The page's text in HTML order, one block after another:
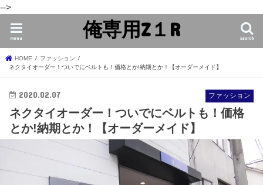
-->
俺専用Z１R search
menu
HOME
ファッション
ネクタイオーダー！ついでにベルトも！価格とか!納期とか！【オーダーメイド】
ファッション
2020.02.07
ネクタイオーダー！ついでにベルトも！価格
とか!納期とか！【オーダーメイド】